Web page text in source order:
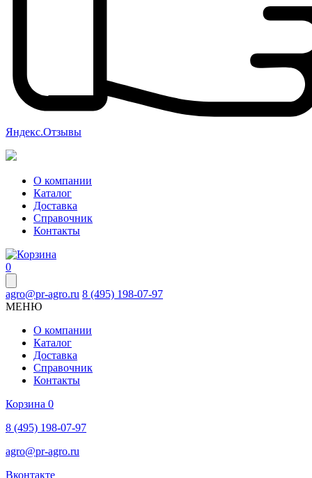
Яндекс.Отзывы
О компании
Каталог
Доставка
Справочник
Контакты
0
agro@pr-agro.ru 8 (495) 198-07-97
МЕНЮ
О компании
Каталог
Доставка
Справочник
Контакты
Корзина 0
8 (495) 198-07-97
agro@pr-agro.ru
Вконтакте